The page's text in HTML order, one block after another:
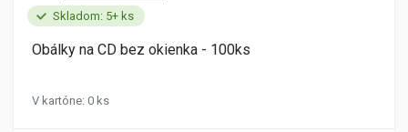
Skladom: 5+ ks
Obálky na CD bez okienka - 100ks
V kartóne: 0 ks